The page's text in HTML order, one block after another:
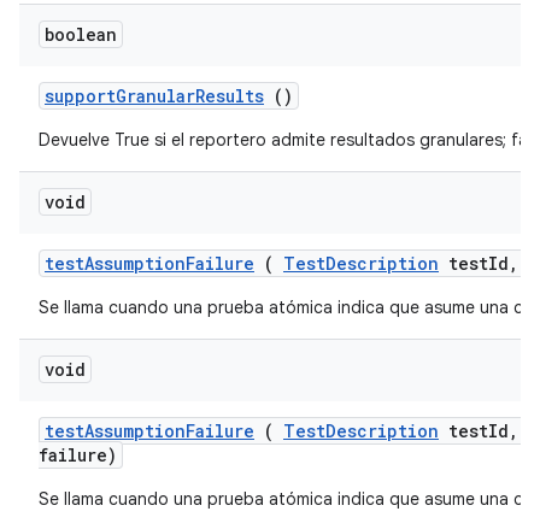
boolean
supportGranularResults ()
Devuelve True si el reportero admite resultados granulares;
void
testAssumptionFailure ( TestDescription testId ,
Se llama cuando una prueba atómica indica que asume una
void
testAssumptionFailure ( TestDescription testId ,
failure)
Se llama cuando una prueba atómica indica que asume una